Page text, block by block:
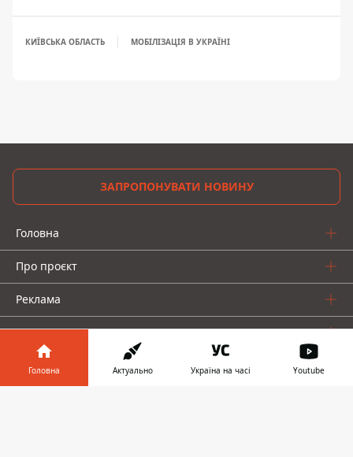
КИЇВСЬКА ОБЛАСТЬ МОБІЛІЗАЦІЯ В УКРАЇНІ
ЗАПРОПОНУВАТИ НОВИНУ
Головна
Про проєкт
Реклама
Про нас
Головна Актуально Україна на часі Youtube